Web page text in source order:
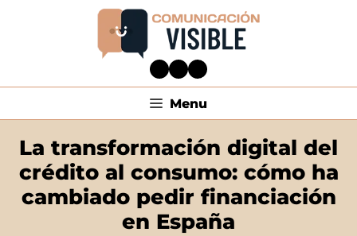
Menu
La transformación digital del
crédito al consumo: cómo ha
cambiado pedir financiación
en España